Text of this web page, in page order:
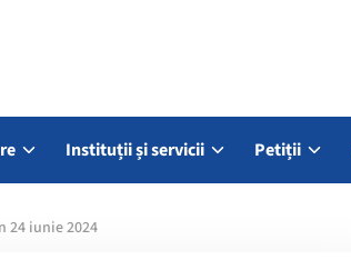
Instituții și servicii Petiții
24 iunie 2024